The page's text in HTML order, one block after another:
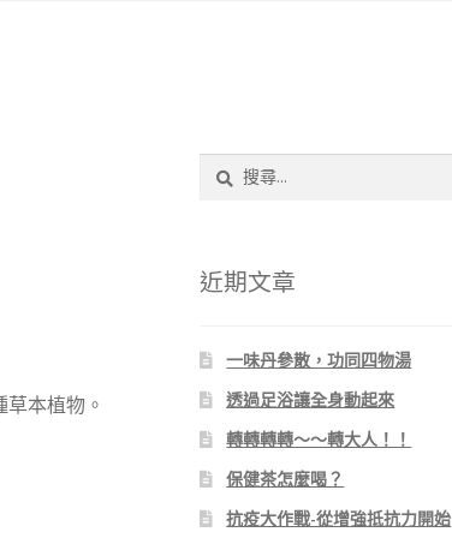
本植物。
字:
近期文章
一味丹參散，功同四物湯
透過足浴讓全身動起來
轉轉轉轉～～轉大人！！
保健茶怎麼喝？
抗疫大作戰-從增強抵抗力開始